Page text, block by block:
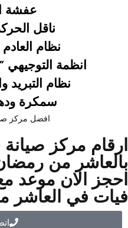
عفشة
ناقل
نظام العادم
انظمة التوجيهي
نظام التبريد
سمكرة
ارقام مركز
بالعاشر من
احجز الان موعد
فيات في العاشر